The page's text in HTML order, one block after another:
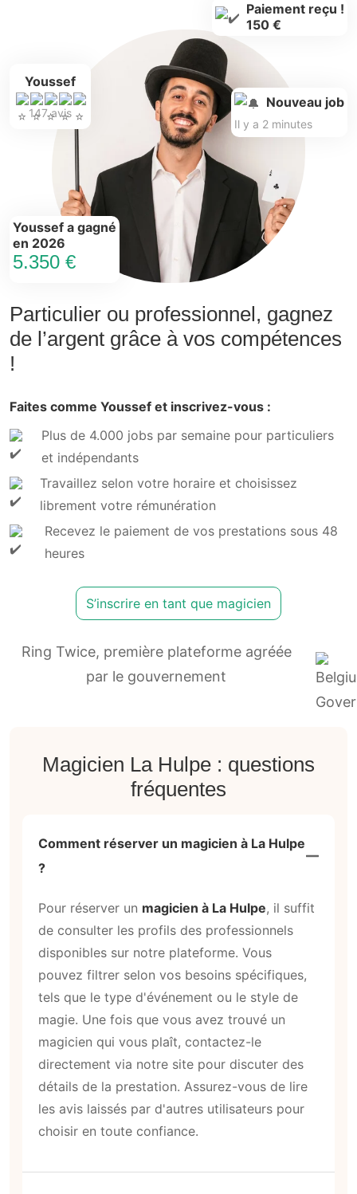
Particulier ou professionnel, gagnez
de l’argent grâce à vos compétences
!
Faites comme Youssef et inscrivez-vous :
Plus de 4.000 jobs par semaine pour particuliers
et indépendants
Travaillez selon votre horaire et choisissez
librement votre rémunération
Recevez le paiement de vos prestations sous 48
heures
S’inscrire en tant que magicien
Youssef
147 avis
Youssef a gagné
en 2026
5.350 €
Paiement reçu !
150 €
Nouveau job
Il y a 2 minutes
Ring Twice, première plateforme agréée
par le gouvernement
Magicien La Hulpe : questions
fréquentes
Comment réserver un magicien à La Hulpe
?
Pour réserver un magicien à La Hulpe, il suffit
de consulter les profils des professionnels
disponibles sur notre plateforme. Vous
pouvez filtrer selon vos besoins spécifiques,
tels que le type d'événement ou le style de
magie. Une fois que vous avez trouvé un
magicien qui vous plaît, contactez-le
directement via notre site pour discuter des
détails de la prestation. Assurez-vous de lire
les avis laissés par d'autres utilisateurs pour
choisir en toute confiance.